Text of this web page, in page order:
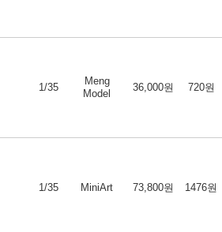
1/35
Meng
Model
36,000원 720원
1/35 MiniArt 73,800원 1476원